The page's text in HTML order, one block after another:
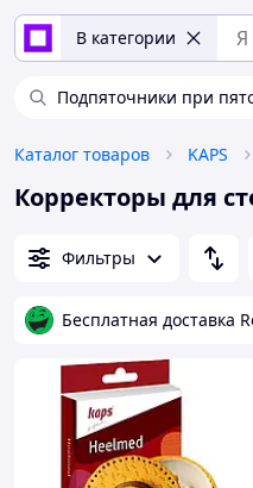
В категории
Подпяточники при
Каталог товаров KAPS
Корректоры для
Фильтры
Бесплатная доставка